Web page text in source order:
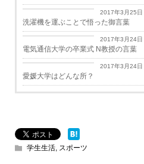
日々思うこと
2017年3月25日
洗濯機を運ぶことで悟った御言葉
学生生活
2017年3月24日
電気通信大学の卒業式 N教授の言葉
学生生活
2017年3月24日
愛媛大学はどんな所？
学生生活, スポーツ